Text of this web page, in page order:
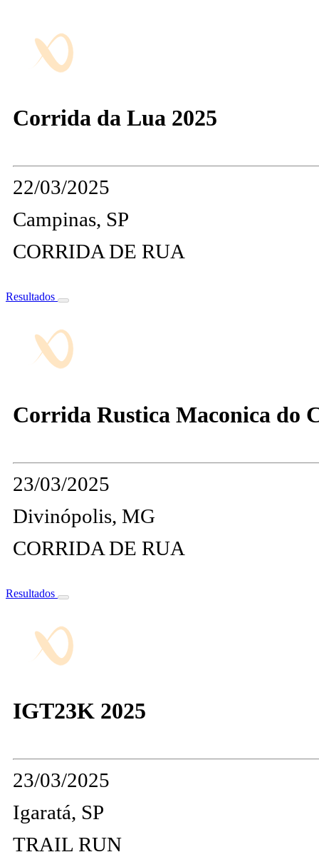
Corrida da Lua 2025
22/03/2025
Campinas, SP
CORRIDA DE RUA
Resultados
Corrida Rustica Maconica do
23/03/2025
Divinópolis, MG
CORRIDA DE RUA
Resultados
IGT23K 2025
23/03/2025
Igaratá, SP
TRAIL RUN